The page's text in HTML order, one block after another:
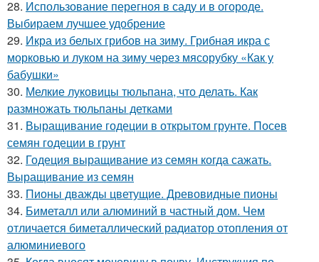
28. Использование перегноя в саду и в огороде.
Выбираем лучшее удобрение
29. Икра из белых грибов на зиму. Грибная икра с
морковью и луком на зиму через мясорубку «Как у
бабушки»
30. Мелкие луковицы тюльпана, что делать. Как
размножать тюльпаны детками
31. Выращивание годеции в открытом грунте. Посев
семян годеции в грунт
32. Годеция выращивание из семян когда сажать.
Выращивание из семян
33. Пионы дважды цветущие. Древовидные пионы
34. Биметалл или алюминий в частный дом. Чем
отличается биметаллический радиатор отопления от
алюминиевого